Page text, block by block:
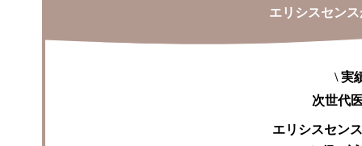
エリシスセン
\実
次世代
エリシスセン